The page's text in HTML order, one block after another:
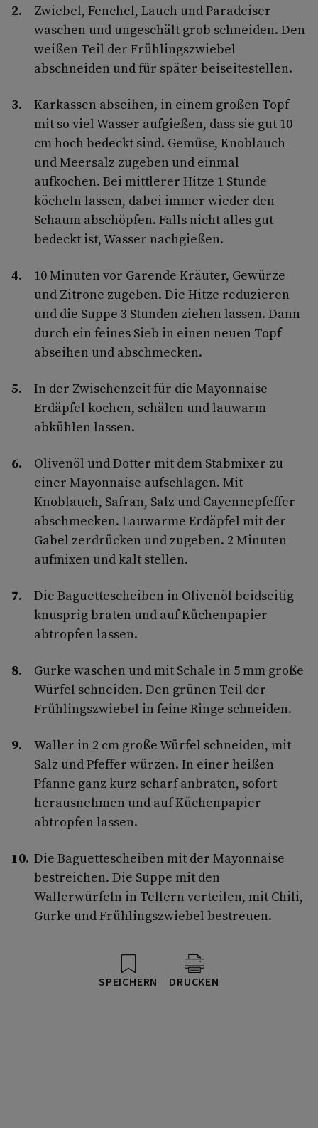
Zwiebel, Fenchel, Lauch und Paradeiser
waschen und ungeschält grob schneiden. Den
weißen Teil der Frühlingszwiebel
abschneiden und für später beiseitestellen.
Karkassen abseihen, in einem großen Topf
mit so viel Wasser aufgießen, dass sie gut 10
cm hoch bedeckt sind. Gemüse, Knoblauch
und Meersalz zugeben und einmal
aufkochen. Bei mittlerer Hitze 1 Stunde
köcheln lassen, dabei immer wieder den
Schaum abschöpfen. Falls nicht alles gut
bedeckt ist, Wasser nachgießen.
10 Minuten vor Garende Kräuter, Gewürze
und Zitrone zugeben. Die Hitze reduzieren
und die Suppe 3 Stunden ziehen lassen. Dann
durch ein feines Sieb in einen neuen Topf
abseihen und abschmecken.
In der Zwischenzeit für die Mayonnaise
Erdäpfel kochen, schälen und lauwarm
abkühlen lassen.
Olivenöl und Dotter mit dem Stabmixer zu
einer Mayonnaise aufschlagen. Mit
Knoblauch, Safran, Salz und Cayennepfeffer
abschmecken. Lauwarme Erdäpfel mit der
Gabel zerdrücken und zugeben. 2 Minuten
aufmixen und kalt stellen.
Die Baguettescheiben in Olivenöl beidseitig
knusprig braten und auf Küchenpapier
abtropfen lassen.
Gurke waschen und mit Schale in 5 mm große
Würfel schneiden. Den grünen Teil der
Frühlingszwiebel in feine Ringe schneiden.
Waller in 2 cm große Würfel schneiden, mit
Salz und Pfeffer würzen. In einer heißen
Pfanne ganz kurz scharf anbraten, sofort
herausnehmen und auf Küchenpapier
abtropfen lassen.
Die Baguettescheiben mit der Mayonnaise
bestreichen. Die Suppe mit den
Wallerwürfeln in Tellern verteilen, mit Chili,
Gurke und Frühlingszwiebel bestreuen.
SPEICHERN DRUCKEN